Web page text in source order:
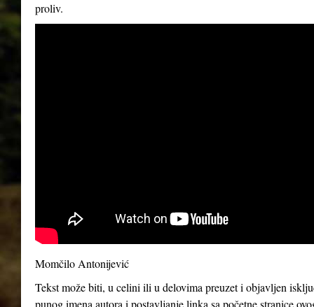
proliv.
Momčilo Antonijević
Tekst može biti, u celini ili u delovima preuzet i objavljen
punog imena autora i postavljanje linka sa početne stranice